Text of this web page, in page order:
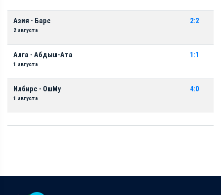
Азия - Барс
2 августа
2:2
Алга - Абдыш-Ата
1 августа
1:1
Илбирс - ОшМу
1 августа
4:0